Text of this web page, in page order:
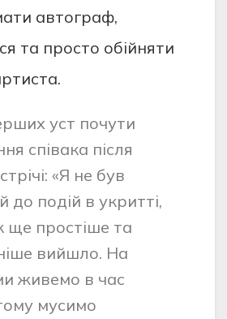
автограф,
та просто обійняти
уст почути
співака після
«Я не був
до подій в укритті,
ще простіше та
вийшло. На
живемо в час
мусимо